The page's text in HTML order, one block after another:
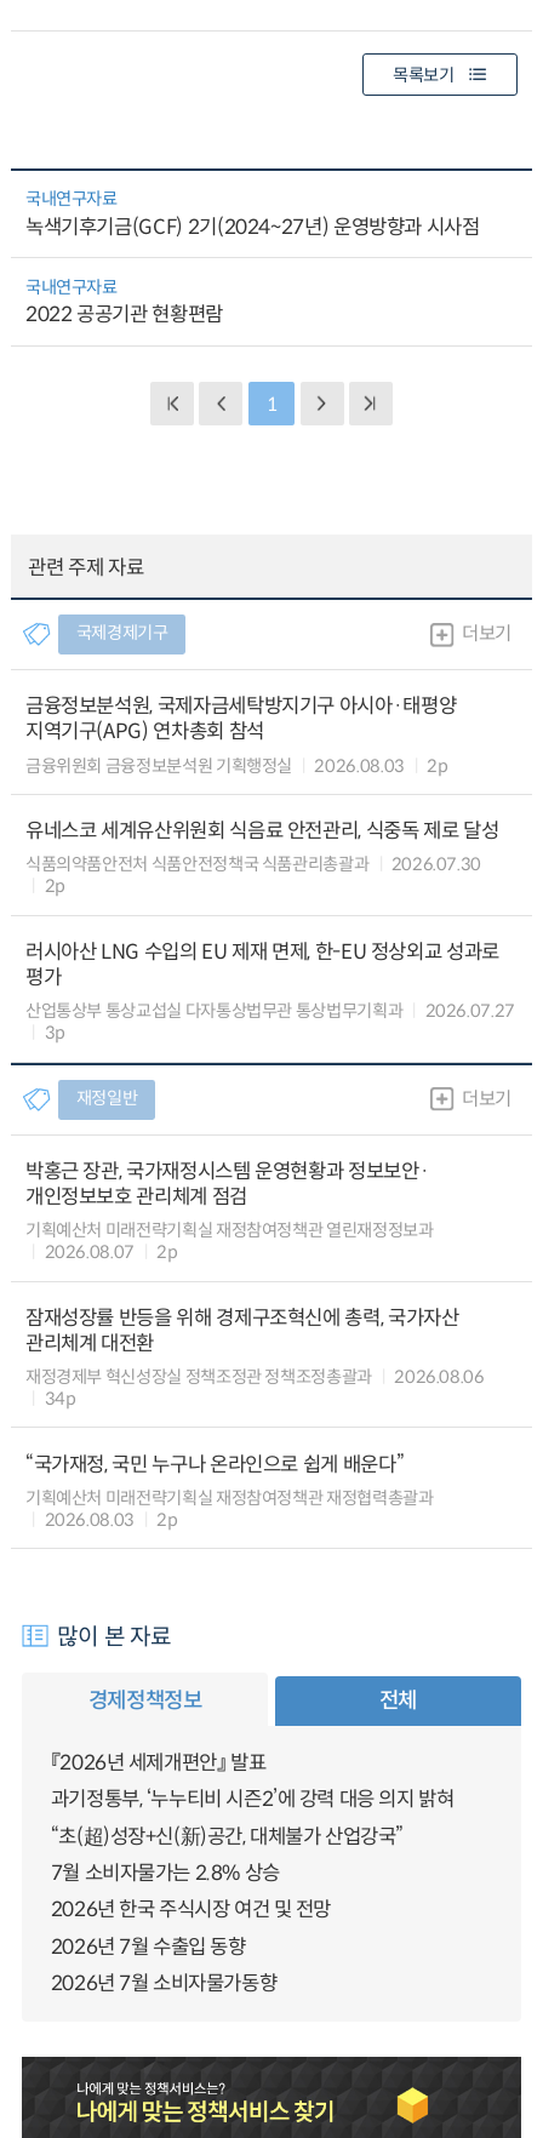
목록보기
국내연구자료
녹색기후기금(GCF) 2기(2024~27년) 운영방향과 시사점
국내연구자료
2022 공공기관 현황편람
1
관련 주제 자료
국제경제기구 더보기
금융정보분석원, 국제자금세탁방지기구 아시아·태평양
지역기구(APG) 연차총회 참석
금융위원회 금융정보분석원 기획행정실 2026.08.03 2p
유네스코 세계유산위원회 식음료 안전관리, 식중독 제로 달성
식품의약품안전처 식품안전정책국 식품관리총괄과
2026.07.30
2p
러시아산 LNG 수입의 EU 제재 면제, 한-EU 정상외교 성과로
평가
산업통상부 통상교섭실 다자통상법무관 통상법무기획과
2026.07.27
3p
재정일반 더보기
박홍근 장관, 국가재정시스템 운영현황과 정보보안·
개인정보보호 관리체계 점검
기획예산처 미래전략기획실 재정참여정책관 열린재정정보과
2026.08.07
2p
잠재성장률 반등을 위해 경제구조혁신에 총력, 국가자산
관리체계 대전환
재정경제부 혁신성장실 정책조정관 정책조정총괄과
2026.08.06
34p
“국가재정, 국민 누구나 온라인으로 쉽게 배운다”
기획예산처 미래전략기획실 재정참여정책관 재정협력총괄과
2026.08.03
2p
많이 본 자료
경제정책정보 전체
『2026년 세제개편안』 발표
과기정통부, ‘누누티비 시즌2’에 강력 대응 의지 밝혀
“초(超)성장+신(新)공간, 대체불가 산업강국”
7월 소비자물가는 2.8% 상승
2026년 한국 주식시장 여건 및 전망
2026년 7월 수출입 동향
2026년 7월 소비자물가동향